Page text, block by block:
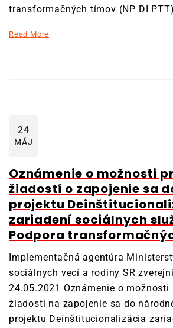
transformačných tímov (NP DI
Read More
24
MÁJ
Oznámenie o možnosti
žiadostí o zapojenie sa
projektu
zariadení sociálnych
Podpora
Implementačná agentúra
sociálnych vecí a rodiny SR
24.05.2021 Oznámenie o možnosti
žiadostí na zapojenie sa do
projektu Deinštitucionalizácia